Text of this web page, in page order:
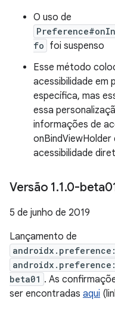
O uso de
fo foi suspenso
Esse método
acessibilidade em
específica, mas
essa
informações de
acessibilidade
Versão 1.1.0-
5 de junho de 2019
Lançamento de
beta01 . As
ser encontradas aqui